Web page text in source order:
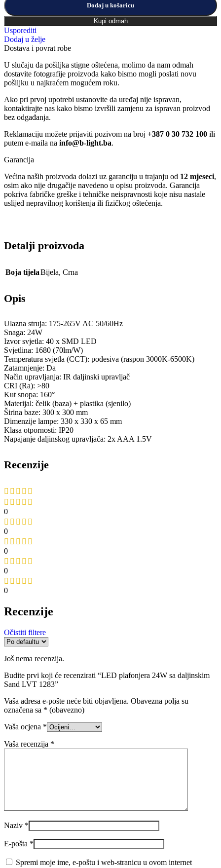
Dodaj u košaricu
Kupi odmah
Usporediti
Dodaj u želje
Dostava i povrat robe
U slučaju da pošiljka stigne oštećena, molimo da nam odmah
dostavite fotografije proizvoda kako bismo mogli poslati novu
pošiljku u najkraćem mogućem roku.
Ako pri prvoj upotrebi ustanovite da uređaj nije ispravan,
kontaktirajte nas kako bismo izvršili zamjenu za ispravan proizvod
bez odgađanja.
Reklamaciju možete prijaviti pozivom na broj +387 0 30 732 100 ili
putem e-maila na info@b-light.ba.
Garancija
Većina naših proizvoda dolazi uz garanciju u trajanju od 12 mjeseci,
osim ako nije drugačije navedeno u opisu proizvoda. Garancija
pokriva fabričke greške i tehničke neispravnosti koje nisu nastale
uslijed nepravilnog korištenja ili fizičkog oštećenja.
Detalji proizvoda
Boja tijelaBijela, Crna
Opis
Ulazna struja: 175-265V AC 50/60Hz
Snaga: 24W
Izvor svjetla: 40 x SMD LED
Svjetlina: 1680 (70lm/W)
Temperatura svjetla (CCT): podesiva (raspon 3000K-6500K)
Zatamnjenje: Da
Način upravljanja: IR daljinski upravljač
CRI (Ra): >80
Kut snopa: 160°
Materijal: čelik (baza) + plastika (sjenilo)
Širina baze: 300 x 300 mm
Dimenzije lampe: 330 x 330 x 65 mm
Klasa otpornosti: IP20
Napajanje daljinskog upravljača: 2x AAA 1.5V
Recenzije
0
0
0
0
0
Recenzije
Očistiti filtere
Još nema recenzija.
Budite prvi koji će recenzirati “LED plafonjera 24W sa daljinskim
Sand LVT 1283”
Vaša adresa e-pošte neće biti objavljena. Obavezna polja su
označena sa * (obavezno)
Vaša ocjena *
Vaša recenzija *
Naziv *
E-pošta *
Spremi moje ime, e-poštu i web-stranicu u ovom internet